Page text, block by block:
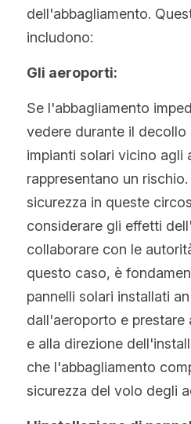
dell'abbagliamento.
includono:
Gli aeroporti:
Se l'abbagliamento
vedere durante il
impianti solari vicino agli
rappresentano un
sicurezza in queste
considerare gli effetti
collaborare con le
questo caso, è
pannelli solari installati
dall'aeroporto e
e alla direzione
che l'abbagliamento
sicurezza del volo degli